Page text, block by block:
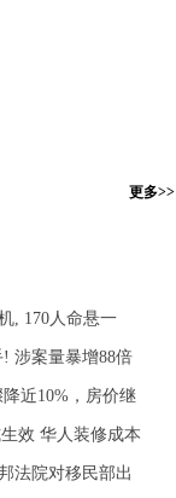
更多>>
, 170人命悬一
涉案量暴增88倍
近10%，房价继
效 华人装修成本
法院对移民部出